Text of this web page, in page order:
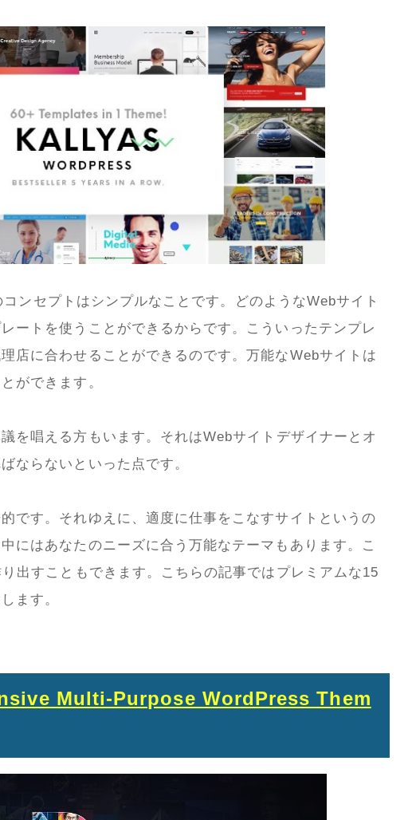
ンセプトはシンプルなことです。どのようなWebサイト
ートを使うことができるからです。こういったテンプレ
店に合わせることができるのです。万能なWebサイトは
ができます。
を唱える方もいます。それはWebサイトデザイナーとオ
ならないといった点です。
です。それゆえに、適度に仕事をこなすサイトというの
にはあなたのニーズに合う万能なテーマもあります。こ
出すこともできます。こちらの記事ではプレミアムな15
ます。
Multi-Purpose WordPress Them